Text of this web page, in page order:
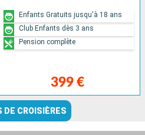
399 €
Enfants Gratuits jusqu'à 18 ans
Club Enfants dès 3 ans
Pension complète
DE CROISIÈRES